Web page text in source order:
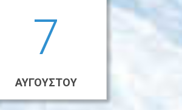
7
ΑΥΓΟΎΣΤΟΥ